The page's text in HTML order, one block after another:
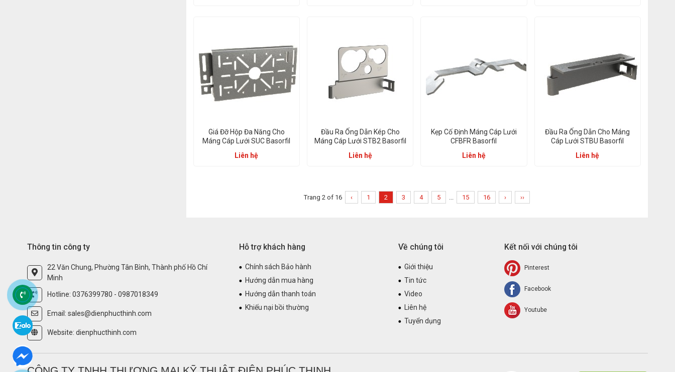
Giá Đỡ Hộp Đa Năng Cho
Máng Cáp Lưới SUC Basorfil
Liên hệ
Đầu Ra Ống Dẫn Kép Cho
Máng Cáp Lưới STB2 Basorfil
Liên hệ
Kẹp Cố Định Máng Cáp Lưới
CFBFR Basorfil
Liên hệ
Đầu Ra Ống Dẫn Cho Máng
Cáp Lưới STBU Basorfil
Liên hệ
Trang 2 of 16 ‹ 1 2 3 4 5 ... 15 16 › ››
Thông tin công ty
22 Văn Chung, Phường Tân Bình, Thành phố Hồ Chí
Minh
Hotline: 0376399780 - 0987018349
Email: sales@dienphucthinh.com
Website: dienphucthinh.com
Hỗ trợ khách hàng
Chính sách Bảo hành
Hướng dẫn mua hàng
Hướng dẫn thanh toán
Khiếu nại bồi thường
Về chúng tôi
Giới thiệu
Tin tức
Video
Liên hệ
Tuyển dụng
Kết nối với chúng tôi
Pinterest
Facebook
Youtube